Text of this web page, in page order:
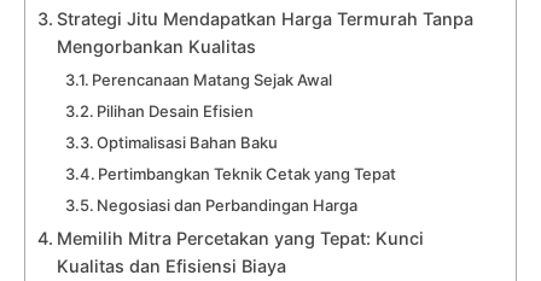
Strategi Jitu Mendapatkan Harga Termurah Tanpa
Mengorbankan Kualitas
Perencanaan Matang Sejak Awal
Pilihan Desain Efisien
Optimalisasi Bahan Baku
Pertimbangkan Teknik Cetak yang Tepat
Negosiasi dan Perbandingan Harga
Memilih Mitra Percetakan yang Tepat: Kunci
Kualitas dan Efisiensi Biaya